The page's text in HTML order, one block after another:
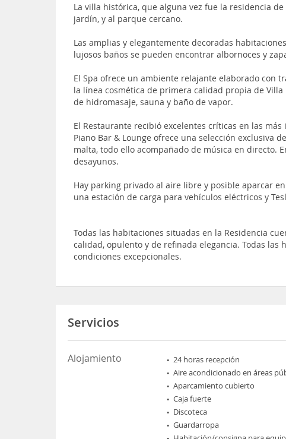
La villa histórica, que alguna vez fue la residencia
jardín, y al parque cercano.
Las amplias y elegantemente decoradas
lujosos baños se pueden encontrar albornoces y
El Spa ofrece un ambiente relajante elaborado con
la línea cosmética de primera calidad propia de
de hidromasaje, sauna y baño de vapor.
El Restaurante recibió excelentes críticas en las
Piano Bar & Lounge ofrece una selección exclusiva
malta, todo ello acompañado de música en directo.
desayunos.
Hay parking privado al aire libre y posible aparcar
una estación de carga para vehículos eléctricos y
Todas las habitaciones situadas en la Residencia
calidad, opulento y de refinada elegancia. Todas las
condiciones excepcionales.
Servicios
Alojamiento 24 horas recepción
Aire acondicionado en áreas
Aparcamiento cubierto
Caja fuerte
Discoteca
Guardarropa